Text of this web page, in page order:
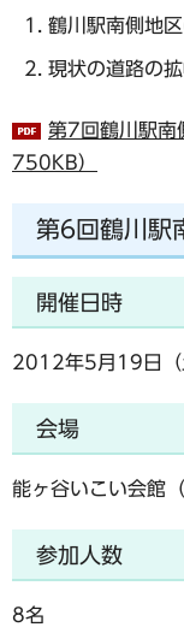
鶴川駅南側地
現状の道路の
第7回鶴川駅南
750KB）
第6回鶴川駅
開催日時
2012年5月19日
会場
能ヶ谷いこい会館
参加人数
8名